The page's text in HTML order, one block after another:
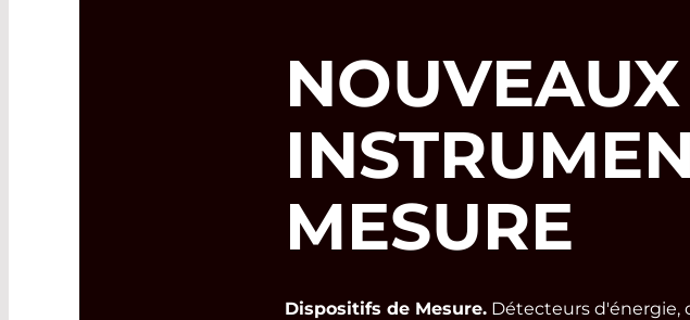
NOUVEAUX
MESURE
Dispositifs de Mesure. Détecteurs d'énergie,